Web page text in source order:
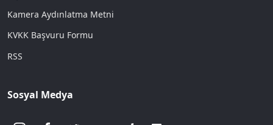
Kamera Aydınlatma Metni
KVKK Başvuru Formu
RSS
Sosyal Medya